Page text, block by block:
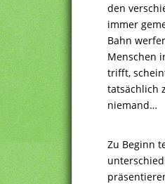
den
immer
Bahn
Menschen
trifft,
tatsächlich
niemand…
Zu Beginn